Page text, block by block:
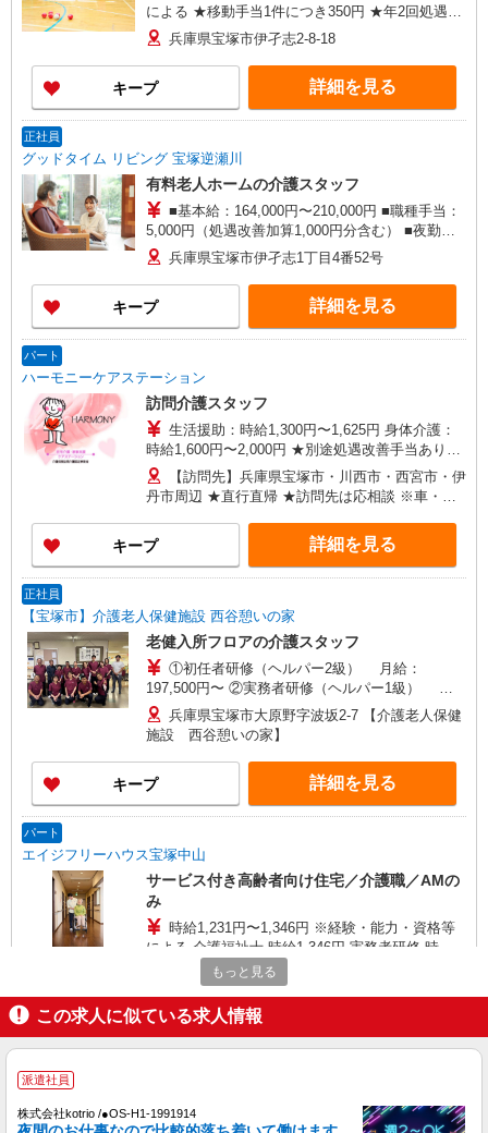
による ★移動手当1件につき350円 ★年2回処遇改
善手当別途支給あり ※早朝（6:00〜8:00）および
夜間（18:00〜22:00）割増25％ ⇒時給1,500
円〜2,250円 ※深夜（22:00〜翌6:00）割増50％
⇒時給1,800円〜2,700円 （給与幅は経験・能力に
よる） 【年収例】 340万円（50代 勤務10年目）
兵庫県宝塚市伊孑志2-8-18
キープ 詳細を見る
正社員
グッドタイム リビング 宝塚逆瀬川
有料老人ホームの介護スタッフ
■基本給：164,000円〜210,000円 ■職種手当：
5,000円（処遇改善加算1,000円分含む） ■夜勤手
当：26,000円（5回の場合） 1回につき5,000
円、5回目以降6,000円 ■介護職員等処遇改善加算
（「新加算」）：20,200円/月 ※ ※賃金改善実施
期間：2025年7月〜2026年8月 ※以下は該当する
場合に別途付与します。 ■資格手当 介護福祉士
兵庫県宝塚市伊孑志1丁目4番52号
キープ 詳細を見る
パート
ハーモニーケアステーション
訪問介護スタッフ
生活援助：時給1,300円〜1,625円 身体介護：
時給1,600円〜2,000円 ★別途処遇改善手当あり！
★日曜・祝日は時給UP！ ※給与幅は時間による
【訪問先】兵庫県宝塚市・川西市・西宮市・伊
丹市周辺 ★直行直帰 ★訪問先は応相談 ※車・バ
キープ 詳細を見る
正社員
【宝塚市】介護老人保健施設 西谷憩いの家
老健入所フロアの介護スタッフ
①初任者研修（ヘルパー2級） 月給：
197,500円〜 ②実務者研修（ヘルパー1級） 月
給：202,000円〜 ③介護福祉士 月給：222,300
円〜 ［月給内訳］ ・基本給：①159,000円〜、
②160,500円〜、③163,500円〜 ※経験年数によ
り基本給UP！ ・資格手当：①5000円、②8,000
円、③15,000円 ・職務手当：10,000円 ・特定処
遇等手当：①②23,500円、③33,800円 ※3ヶ
16歳未満1人につき5,000円
兵庫県宝塚市大原野字波坂2-7 【介護老人保健
施設 西谷憩いの家】
キープ 詳細を見る
パート
エイジフリーハウス宝塚中山
サービス付き高齢者向け住宅／介護職／AMの
み
時給1,231円〜1,346円 ※経験・能力・資格等
による 介護福祉士 時給1,346円 実務者研修 時給
1,231円 初任者研修 時給1,231円 ※一律処遇改善
加算含む 〇時間外勤務手当 〇土日祝勤務手当 〇
夜勤手当 〇深夜勤務手当 〇年末年始勤務手当 〇
早朝7:00〜8:00/夜間18:00〜20:00は時給25％UP
エイジフリーハウス宝塚中山 兵庫県宝塚市今
里町1番38号
詳細を見る
パート
パナソニック エイジフリーケアセンター宝塚
もっと見る
この求人に似ている求人情報
派遣社員
株式会社kotrio /●OS-H1-1991914